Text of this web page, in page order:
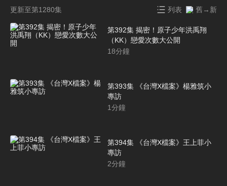
更新至第1280集 列表 舊→新
第392集 揭密！原子少年洪禹翔
（KK）戀愛次數大公開
18分鐘
第393集 《台灣X檔案》楊雅筑小
專訪
1分鐘
第394集 《台灣X檔案》王上菲小
專訪
2分鐘